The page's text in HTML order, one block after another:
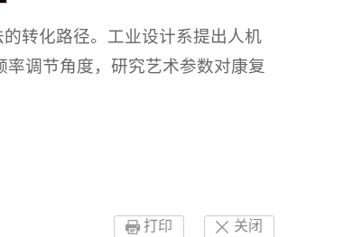
转化路径。工业设计系提出人机
调节角度，研究艺术参数对康复
关闭
打印